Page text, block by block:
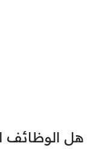
هل الوظائف